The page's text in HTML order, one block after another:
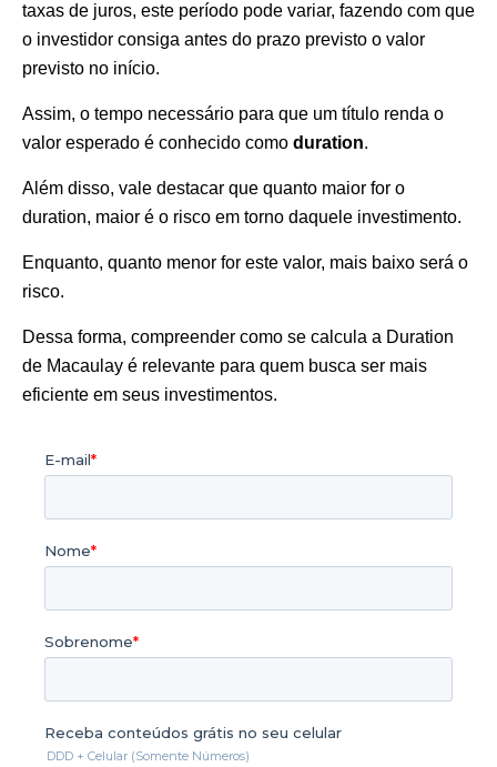
taxas de juros, este período pode variar, fazendo com que
o investidor consiga antes do prazo previsto o valor
previsto no início.
Assim, o tempo necessário para que um título renda o
valor esperado é conhecido como duration.
Além disso, vale destacar que quanto maior for o
duration, maior é o risco em torno daquele investimento.
Enquanto, quanto menor for este valor, mais baixo será o
risco.
Dessa forma, compreender como se calcula a Duration
de Macaulay é relevante para quem busca ser mais
eficiente em seus investimentos.